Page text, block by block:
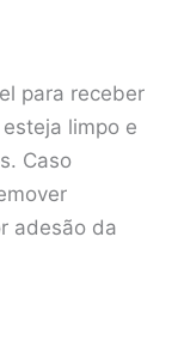
para receber
limpo e
Caso
adesão da